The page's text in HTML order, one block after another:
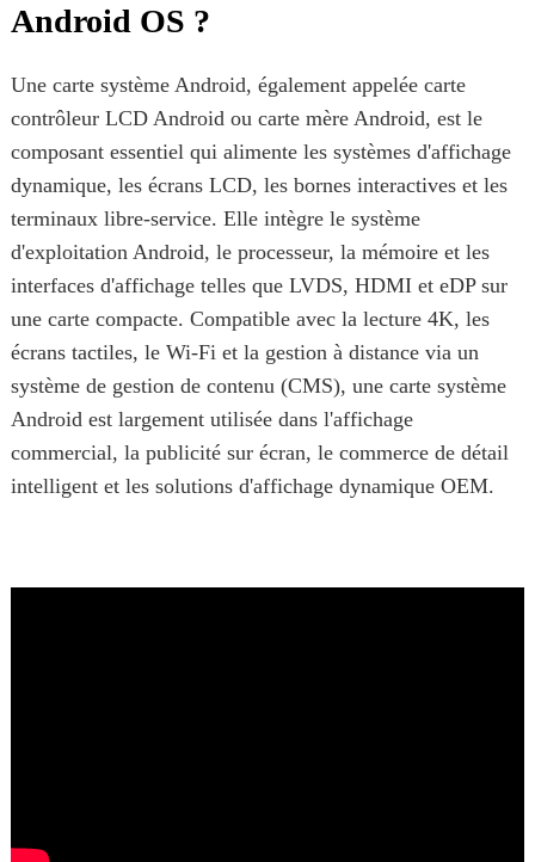
Android OS ?
Une carte système Android, également appelée carte
contrôleur LCD Android ou carte mère Android, est le
composant essentiel qui alimente les systèmes d'affichage
dynamique, les écrans LCD, les bornes interactives et les
terminaux libre-service. Elle intègre le système
d'exploitation Android, le processeur, la mémoire et les
interfaces d'affichage telles que LVDS, HDMI et eDP sur
une carte compacte. Compatible avec la lecture 4K, les
écrans tactiles, le Wi-Fi et la gestion à distance via un
système de gestion de contenu (CMS), une carte système
Android est largement utilisée dans l'affichage
commercial, la publicité sur écran, le commerce de détail
intelligent et les solutions d'affichage dynamique OEM.